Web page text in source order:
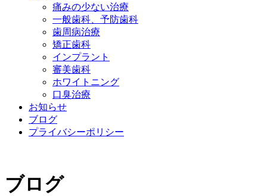
痛みの少ない治療
一般歯科、予防歯科
歯周病治療
矯正歯科
インプラント
審美歯科
ホワイトニング
口臭治療
お知らせ
ブログ
プライバシーポリシー
ブログ